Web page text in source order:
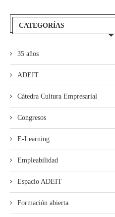
CATEGORÍAS
35 años
ADEIT
Cátedra Cultura Empresarial
Congresos
E-Learning
Empleabilidad
Espacio ADEIT
Formación abierta